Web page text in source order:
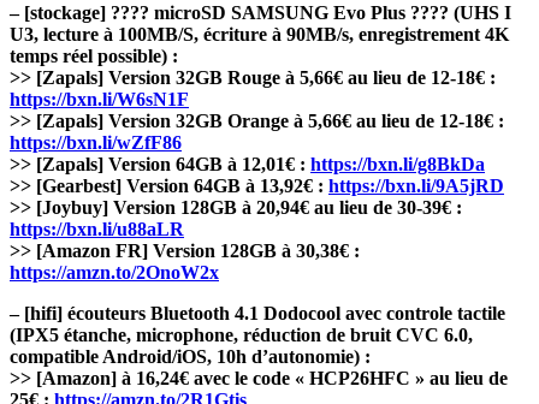
– [stockage] ???? microSD SAMSUNG Evo Plus ???? (UHS I
U3, lecture à 100MB/S, écriture à 90MB/s, enregistrement 4K
temps réel possible) :
>> [Zapals] Version 32GB Rouge à 5,66€ au lieu de 12-18€ :
https://bxn.li/W6sN1F
>> [Zapals] Version 32GB Orange à 5,66€ au lieu de 12-18€ :
https://bxn.li/wZfF86
>> [Zapals] Version 64GB à 12,01€ : https://bxn.li/g8BkDa
>> [Gearbest] Version 64GB à 13,92€ : https://bxn.li/9A5jRD
>> [Joybuy] Version 128GB à 20,94€ au lieu de 30-39€ :
https://bxn.li/u88aLR
>> [Amazon FR] Version 128GB à 30,38€ :
https://amzn.to/2OnoW2x
– [hifi] écouteurs Bluetooth 4.1 Dodocool avec controle tactile
(IPX5 étanche, microphone, réduction de bruit CVC 6.0,
compatible Android/iOS, 10h d’autonomie) :
>> [Amazon] à 16,24€ avec le code « HCP26HFC » au lieu de
25€ : https://amzn.to/2R1Gtis